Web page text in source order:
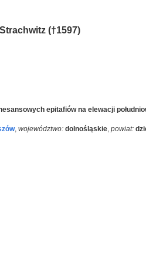
(†1597)
epitafiów na elewacji
, województwo: dolnośląskie, powiat: